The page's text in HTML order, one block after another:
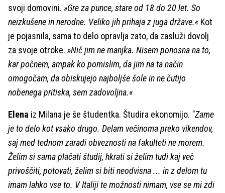
svoji domovini. »Gre za punce, stare od 18 do 20 let. So
neizkušene in nerodne. Veliko jih prihaja z juga države.« Kot
je pojasnila, sama to delo opravlja zato, da zasluži dovolj
za svoje otroke. »Nič jim ne manjka. Nisem ponosna na to,
kar počnem, ampak ko pomislim, da jim na ta način
omogočam, da obiskujejo najboljše šole in ne čutijo
nobenega pritiska, sem zadovoljna.«
Elena iz Milana je še študentka. Študira ekonomijo. "Zame
je to delo kot vsako drugo. Delam večinoma preko vikendov,
saj med tednom zaradi obveznosti na fakulteti ne morem.
Želim si sama plačati študij, hkrati si želim tudi kaj več
privoščiti, potovati, želim si biti neodvisna ... in z delom tu
imam lahko vse to. V Italiji te možnosti nimam, vse se mi zdi